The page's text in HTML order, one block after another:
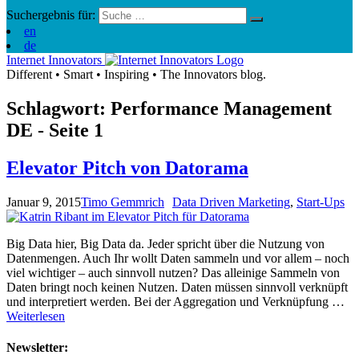
Suchergebnis für:
en
de
Internet Innovators
Different • Smart • Inspiring • The Innovators blog.
Schlagwort: Performance Management
DE - Seite 1
Elevator Pitch von Datorama
Januar 9, 2015Timo Gemmrich Data Driven Marketing, Start-Ups
Big Data hier, Big Data da. Jeder spricht über die Nutzung von
Datenmengen. Auch Ihr wollt Daten sammeln und vor allem – noch
viel wichtiger – auch sinnvoll nutzen? Das alleinige Sammeln von
Daten bringt noch keinen Nutzen. Daten müssen sinnvoll verknüpft
und interpretiert werden. Bei der Aggregation und Verknüpfung …
Weiterlesen
Newsletter: